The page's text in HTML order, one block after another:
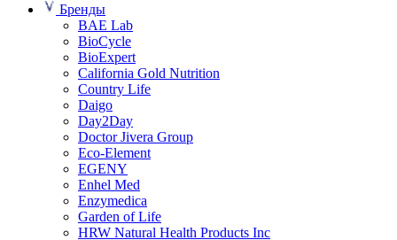
Бренды
BAE Lab
BioCycle
BioExpert
California Gold Nutrition
Country Life
Daigo
Day2Day
Doctor Jivera Group
Eco-Element
EGENY
Enhel Med
Enzymedica
Garden of Life
HRW Natural Health Products Inc